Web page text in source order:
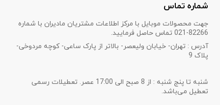
شماره تماس
جهت محصولات موبایل با مرکز اطلاعات مشتریان مادیران با شماره
82266-021 تماس حاصل فرمایید.
آدرس : تهران- خیابان ولیعصر- بالاتر از پارک ساعی- کوچه مردوخی-
پلاک 9
شنبه تا پنج شنبه : از 8 صبح الی 17:00 عصر. تعطیلات رسمی
تعطیل می‌باشد.